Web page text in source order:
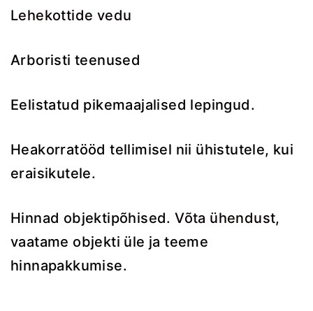
Lehekottide vedu
Arboristi teenused
Eelistatud pikemaajalised lepingud.
Heakorratööd tellimisel nii ühistutele, kui
eraisikutele.
Hinnad objektipõhised.Võta ühendust,
vaatame objekti üle ja teeme
hinnapakkumise.